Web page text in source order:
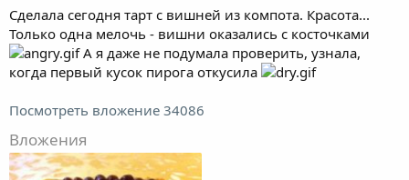
Сделала сегодня тарт с вишней из компота. Красота...
Только одна мелочь - вишни оказались с косточками
А я даже не подумала проверить, узнала,
когда первый кусок пирога откусила
Посмотреть вложение 34086
Вложения